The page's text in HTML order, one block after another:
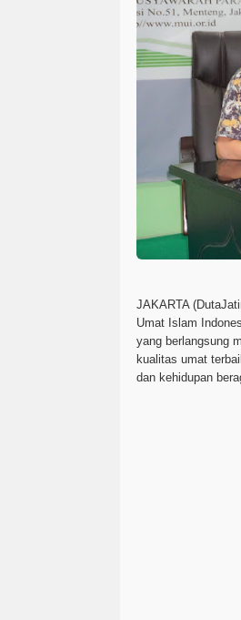
JAKARTA
Umat Islam
yang berlangsung
kualitas umat
dan kehidupan